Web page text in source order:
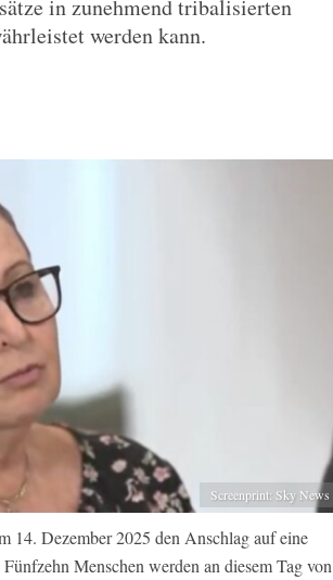
in zunehmend tribalisierten
werden kann.
Screenprint: Sky News
14. Dezember 2025 den Anschlag auf eine
Fünfzehn Menschen werden an diesem Tag von